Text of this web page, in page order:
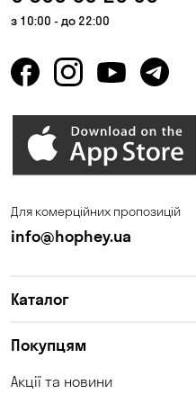
з 10:00 - до 22:00
Для комерційних пропозицій
info@hophey.ua
Каталог
Покупцям
Акції та новини